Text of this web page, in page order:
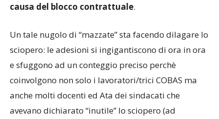
causa del blocco contrattuale.
Un tale nugolo di “mazzate” sta facendo dilagare lo
sciopero: le adesioni si ingigantiscono di ora in ora
e sfuggono ad un conteggio preciso perchè
coinvolgono non solo i lavoratori/trici COBAS ma
anche molti docenti ed Ata dei sindacati che
avevano dichiarato “inutile” lo sciopero (ad